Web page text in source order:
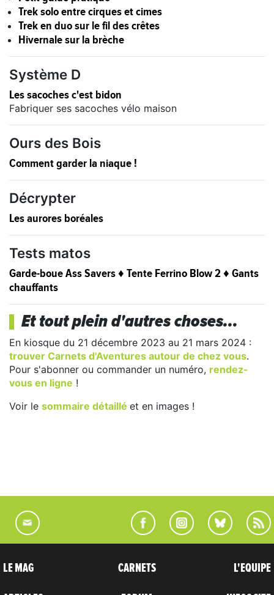
Trek solo entre cirques et cimes
Trek en duo sur le fil des crêtes
Hivernale sur la brèche
Système D
Les sacoches c'est bidon
Fabriquer ses sacoches vélo maison
Ours des Bois
Comment garder la niaque !
Décrypter
Les aurores boréales
Tests matos
Garde-boue Ass Savers ♦ Tente Ferrino Blow 2 ♦ Gants
chauffants
Et tout plein d'autres choses...
En kiosque du 21 décembre 2023 au 21 mars 2024 :
trouver Carnets d'Aventures autour de chez vous.
Pour s'abonner ou commander un numéro, rendez-
vous en ligne !
Voir le sommaire détaillé et en images !
LE MAG CARNETS L'EQUIPE